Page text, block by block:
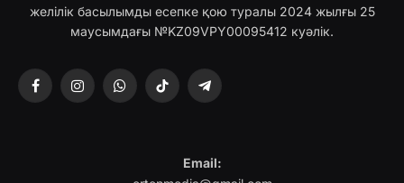
желілік басылымды есепке қою туралы 2024 жылғы 25
маусымдағы №KZ09VPY00095412 куәлік.
FacebookInstagramWhatsAppTikTok Telegram
Email: